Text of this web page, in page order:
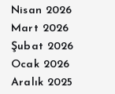
Nisan 2026
Mart 2026
Şubat 2026
Ocak 2026
Aralık 2025